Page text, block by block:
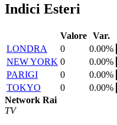
Indici Esteri
Valore Var.
LONDRA
0
0.00%
NEW YORK 0
0.00%
PARIGI
0
0.00%
TOKYO
0
0.00%
Network Rai
TV